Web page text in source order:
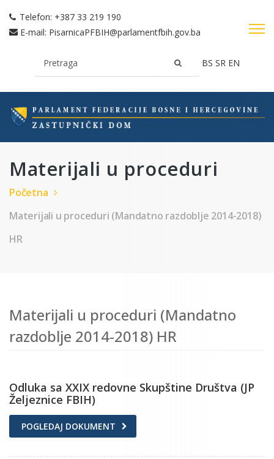
Telefon: +387 33 219 190
E-mail: PisarnicaPFBIH@parlamentfbih.gov.ba
BS SR EN
Materijali u proceduri
Početna
Materijali u proceduri (Mandatno razdoblje 2014-2018)
HR
Materijali u proceduri (Mandatno
razdoblje 2014-2018) HR
Odluka sa XXIX redovne Skupštine Društva (JP
Željeznice FBIH)
POGLEDAJ DOKUMENT